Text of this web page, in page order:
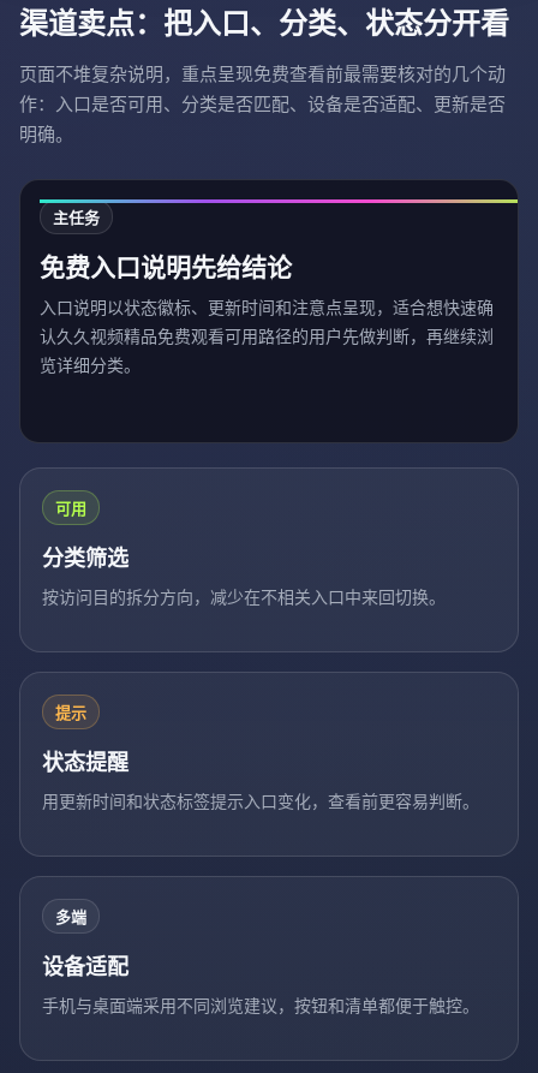
渠道卖点：把入口、分类、状态分开看
页面不堆复杂说明，重点呈现免费查看前最需要核对的几个动
作：入口是否可用、分类是否匹配、设备是否适配、更新是否
明确。
主任务
免费入口说明先给结论
入口说明以状态徽标、更新时间和注意点呈现，适合想快速确
认久久视频精品免费观看可用路径的用户先做判断，再继续浏
览详细分类。
可用
分类筛选
按访问目的拆分方向，减少在不相关入口中来回切换。
提示
状态提醒
用更新时间和状态标签提示入口变化，查看前更容易判断。
多端
设备适配
手机与桌面端采用不同浏览建议，按钮和清单都便于触控。